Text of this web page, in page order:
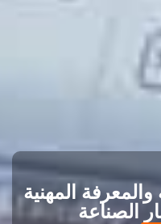
المهنية
الصناعة